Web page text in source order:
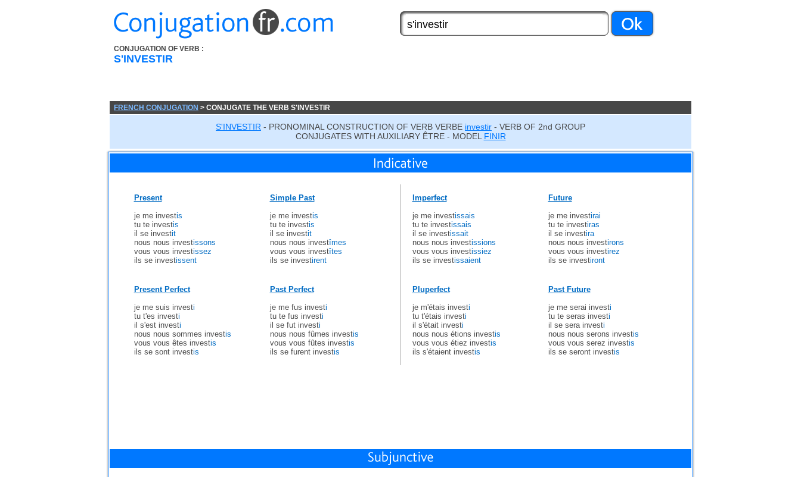
CONJUGATION OF VERB :
S'INVESTIR
FRENCH CONJUGATION > CONJUGATE THE VERB S'INVESTIR
S'INVESTIR - PRONOMINAL CONSTRUCTION OF VERB VERBE investir - VERB OF 2nd GROUP
CONJUGATES WITH AUXILIARY ÊTRE - MODEL FINIR
Present
je me investis
tu te investis
il se investit
nous nous investissons
vous vous investissez
ils se investissent
Simple Past
je me investis
tu te investis
il se investit
nous nous investîmes
vous vous investîtes
ils se investirent
Present Perfect
je me suis investi
tu t'es investi
il s'est investi
nous nous sommes investis
vous vous êtes investis
ils se sont investis
Past Perfect
je me fus investi
tu te fus investi
il se fut investi
nous nous fûmes investis
vous vous fûtes investis
ils se furent investis
Imperfect
je me investissais
tu te investissais
il se investissait
nous nous investissions
vous vous investissiez
ils se investissaient
Future
je me investirai
tu te investiras
il se investira
nous nous investirons
vous vous investirez
ils se investiront
Pluperfect
je m'étais investi
tu t'étais investi
il s'était investi
nous nous étions investis
vous vous étiez investis
ils s'étaient investis
Past Future
je me serai investi
tu te seras investi
il se sera investi
nous nous serons investis
vous vous serez investis
ils se seront investis